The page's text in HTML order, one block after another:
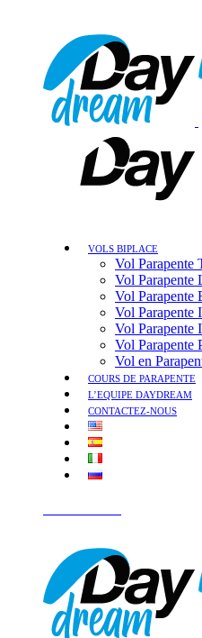
VOLS BIPLACE
Vol Parapente
Vol Parapente
Vol Parapente
Vol Parapente
Vol Parapente
Vol Parapente
Vol en
COURS DE PARAPENTE
L’EQUIPE DAYDREAM
CONTACTEZ-NOUS